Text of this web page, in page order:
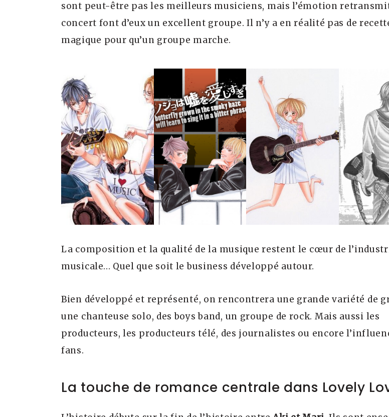
sont peut-être pas les meilleurs musiciens, mais l’émotion
concert font d’eux un excellent groupe. Il n’y a en réalité pas de
magique pour qu’un groupe marche.
La composition et la qualité de la musique restent le cœur de
musicale… Quel que soit le business développé autour.
Bien développé et représenté, on rencontrera une grande variété de
une chanteuse solo, des boys band, un groupe de rock. Mais aussi les
producteurs, les producteurs télé, des journalistes ou encore
fans.
La touche de romance centrale dans Lovely